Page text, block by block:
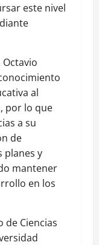
este nivel
Octavio
al
por lo que
a su
de
planes y
mantener
en los
de Ciencias